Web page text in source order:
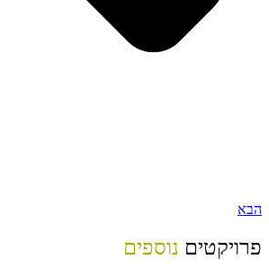
הבא
פרויקטים נוספים